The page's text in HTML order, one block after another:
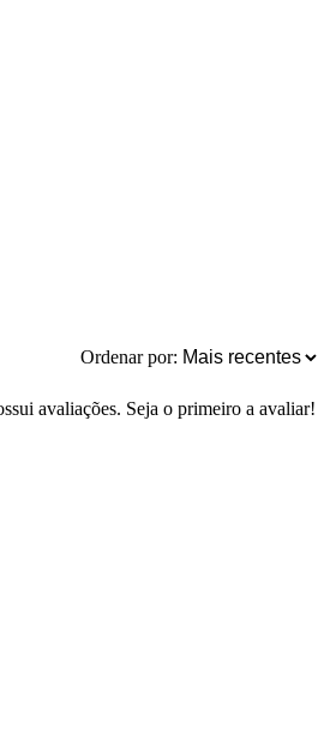
Ordenar por:
avaliações. Seja o primeiro a avaliar!